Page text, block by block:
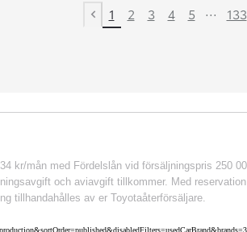
Previous page
1 2 3 4 5 ... 133
kr/mån med Fördelslån vid försäljningspris 250
och aviavgift tillkommer. Med
tillhandahålles av er Toyotaåterförsäljare.